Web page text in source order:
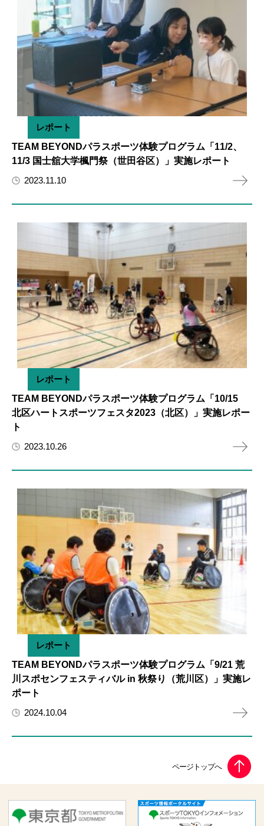
レポート
TEAM BEYONDパラスポーツ体験プログラム「11/2、
11/3 国士舘大学楓門祭（世田谷区）」実施レポート
2023.11.10
レポート
TEAM BEYONDパラスポーツ体験プログラム「10/15
北区ハートスポーツフェスタ2023（北区）」実施レポー
ト
2023.10.26
レポート
TEAM BEYONDパラスポーツ体験プログラム「9/21 荒
川スポセンフェスティバル in 秋祭り（荒川区）」実施レ
ポート
2024.10.04